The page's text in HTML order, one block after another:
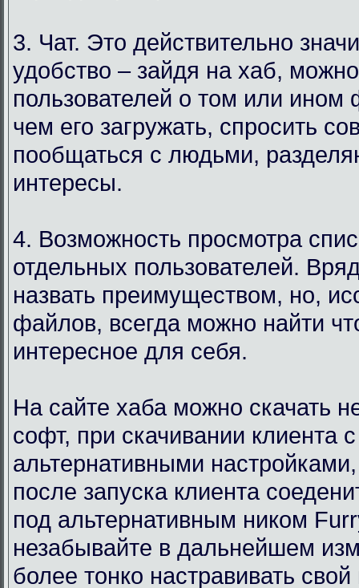
3. Чат. Это действительно
удобство – зайдя на хаб,
пользователей о том или
чем его загружать, спросить
пообщаться с людьми,
интересы.
4. Возможность просмотра
отдельных пользователей.
назвать преимуществом, но,
файлов, всегда можно найти
интересное для себя.
На сайте хаба можно скачать
софт, при скачивании клиента с
альтернативными
после запуска клиента
под альтернативным ником
незабывайте в дальнейшем
более тонко настравивать свой